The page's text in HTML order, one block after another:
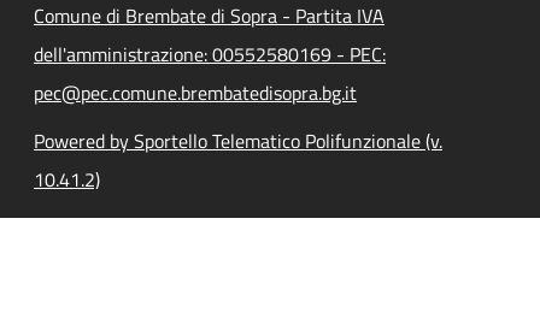
Comune di Brembate di Sopra - Partita IVA
dell'amministrazione: 00552580169 - PEC:
pec@pec.comune.brembatedisopra.bg.it
Powered by Sportello Telematico Polifunzionale (v.
10.41.2)